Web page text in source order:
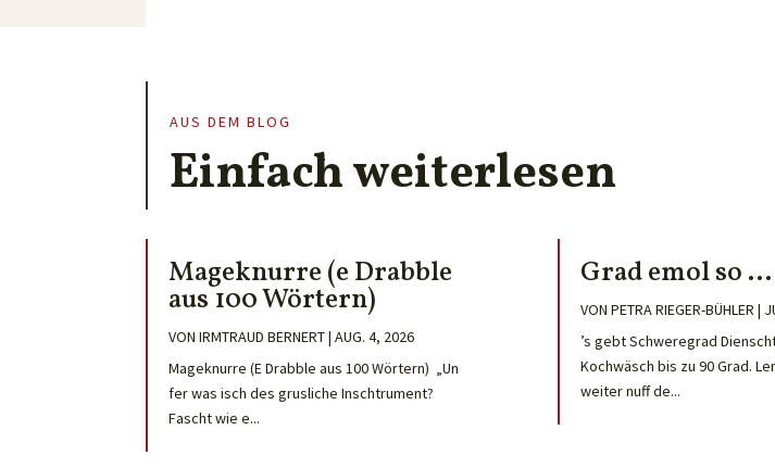
AUS DEM BLOG
Einfach weiterlesen
Mageknurre (e Drabble
aus 100 Wörtern)
VONIRMTRAUD BERNERT|AUG. 4, 2026
Mageknurre (E Drabble aus 100 Wörtern) „Un
fer was isch des grusliche Inschtrument?
Fascht wie e...
Grad emol so …
VON PETRA RIEGER-BÜHLER |
’s gebt Schweregrad
Kochwäsch bis zu 90 Grad.
weiter nuff de...